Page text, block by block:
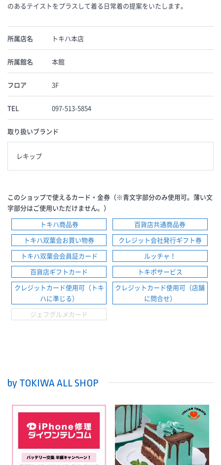
のあるテイストをプラスして着る日常着の提案をいたします。
所属店名 トキハ本店
所属館名 本館
フロア 3F
TEL 097-513-5854
取り扱いブランド
レキップ
このショップで使えるカード・金券（※青文字部分のみ使用可。薄い文
字部分はご使用いただけません。）
トキハ商品券
百貨店共通商品券
トキハ双葉会お買い物券
クレジット会社発行ギフト券
トキハ双葉会会員証カード
ルッチャ！
百貨店ギフトカード
トキポサービス
クレジットカード使用可（トキ
ハに準じる）
クレジットカード使用可（店舗
に問合せ）
ジェフグルメカード
by TOKIWA ALL SHOP